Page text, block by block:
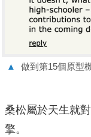
▲ 做到第15個原型
桑松屬於天生就
擎。